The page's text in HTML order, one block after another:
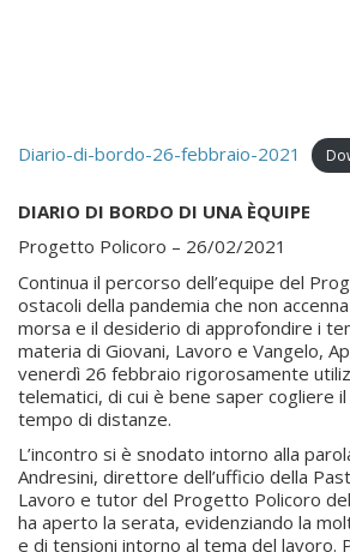
Diario-di-bordo-26-febbraio-2021
DIARIO DI BORDO DI UNA ÈQUIPE
Progetto Policoro – 26/02/2021
Continua il percorso dell’equipe del
ostacoli della pandemia che non
morsa e il desiderio di approfondire i
materia di Giovani, Lavoro e Vangelo,
venerdì 26 febbraio rigorosamente
telematici, di cui è bene saper cogliere
tempo di distanze.
L’incontro si è snodato intorno alla
Andresini, direttore dell’ufficio della
Lavoro e tutor del Progetto Policoro
ha aperto la serata, evidenziando la
e di tensioni intorno al tema del lavoro.